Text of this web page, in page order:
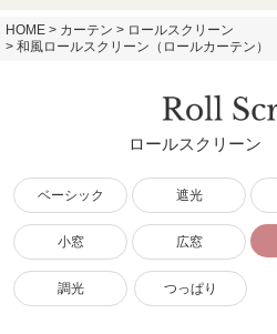
HOME カーテン
ロールスクリーン
和風ロールスクリーン（ロールカーテン）
ロールスクリーン
ベーシック 遮光
小窓 広窓
調光 つっぱり